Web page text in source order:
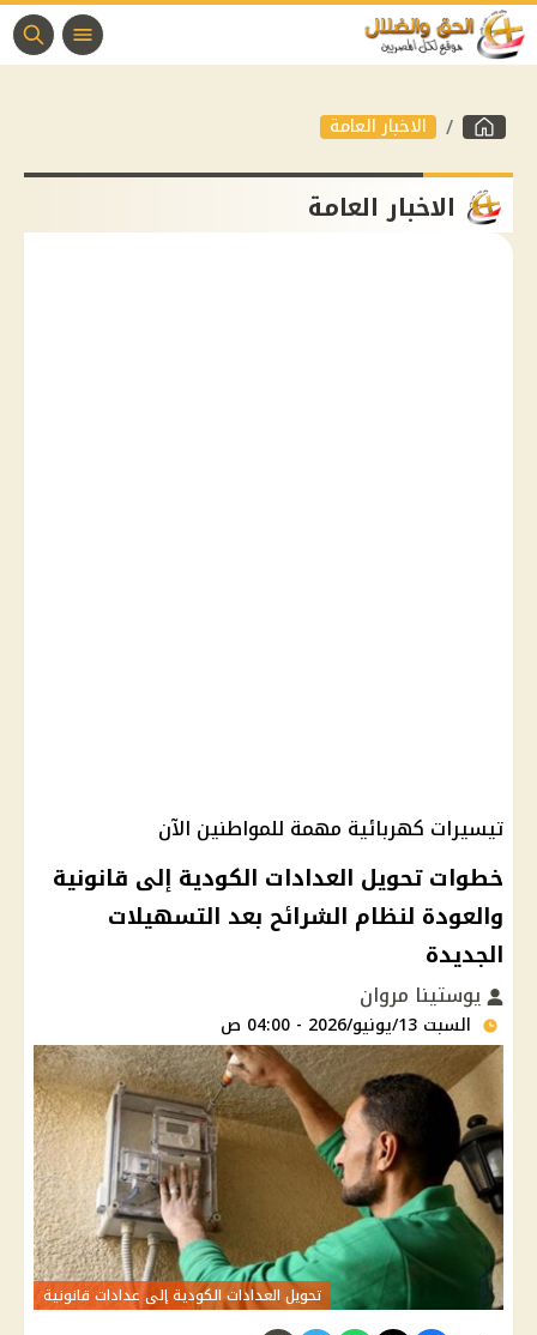
الاخبار العامة
الاخبار العامة
تيسيرات كهربائية مهمة للمواطنين الآن
خطوات تحويل العدادات الكودية إلى قانونية
والعودة لنظام الشرائح بعد التسهيلات
الجديدة
يوستينا مروان
السبت 13/يونيو/2026 - 04:00 ص
تحويل العدادات الكودية إلى عدادات قانونية